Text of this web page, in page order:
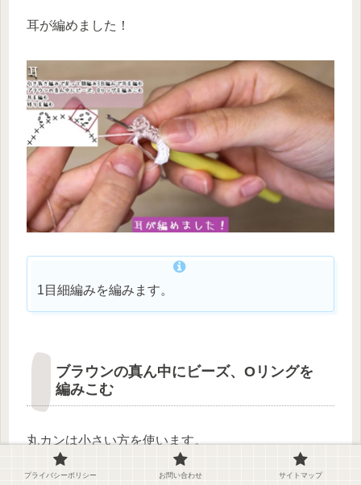
耳が編めました！
1目細編みを編みます。
ブラウンの真ん中にビーズ、Oリングを
編みこむ
丸カンは小さい方を使います。
プライバシーポリシー お問い合わせ サイトマップ